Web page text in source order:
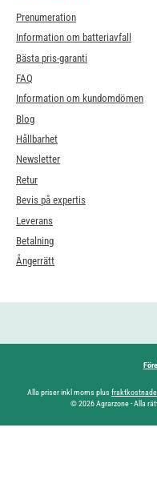
Prenumeration
Information om batteriavfall
Bästa pris-garanti
FAQ
Information om kundomdömen
Blog
Hållbarhet
Newsletter
Retur
Bevis på expertis
Leverans
Betalning
Ångerrätt
Alla priser inkl moms plus
© 2026 Agrarzone - Alla